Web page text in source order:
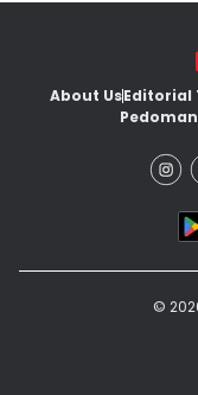
About UsEditorial
©